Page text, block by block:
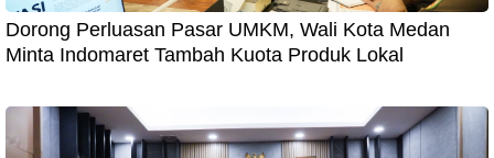
Dorong Perluasan Pasar UMKM, Wali Kota Medan
Minta Indomaret Tambah Kuota Produk Lokal